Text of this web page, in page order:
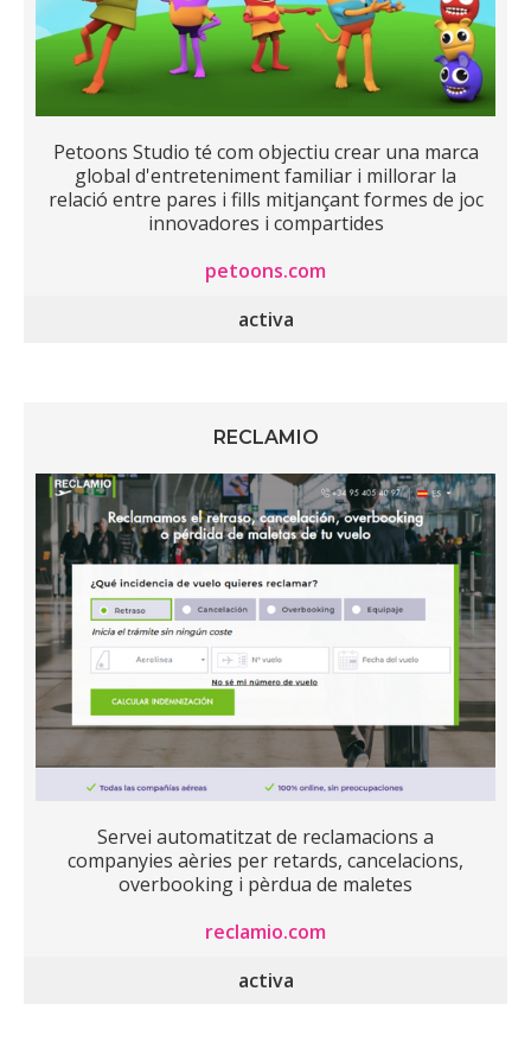
Petoons Studio té com objectiu crear una marca
global d'entreteniment familiar i millorar la
relació entre pares i fills mitjançant formes de joc
innovadores i compartides
petoons.com
activa
RECLAMIO
Servei automatitzat de reclamacions a
companyies aèries per retards, cancelacions,
overbooking i pèrdua de maletes
reclamio.com
activa